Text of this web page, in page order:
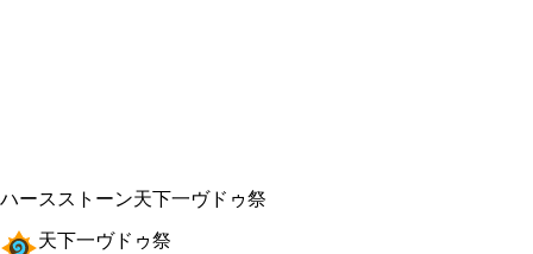
ハースストーン天下一ヴドゥ祭
天下一ヴドゥ祭